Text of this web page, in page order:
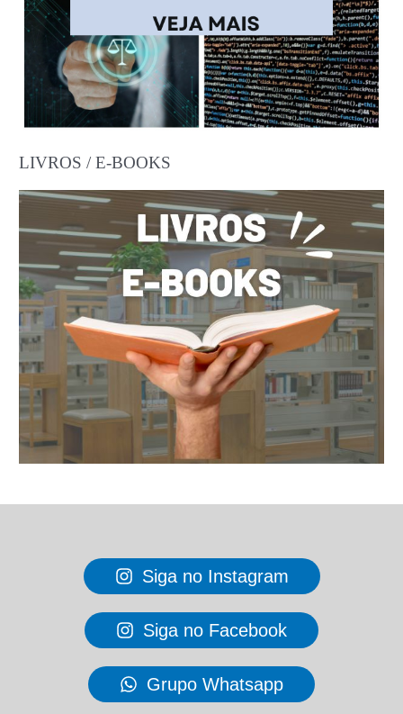
LIVROS / E-BOOKS
Siga no Instagram
Siga no Facebook
Grupo Whatsapp